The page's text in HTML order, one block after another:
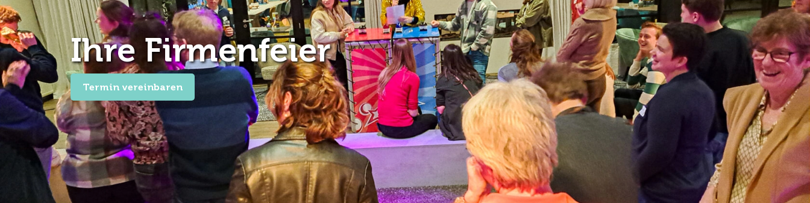
Ihre Firmenfeier
Termin vereinbaren